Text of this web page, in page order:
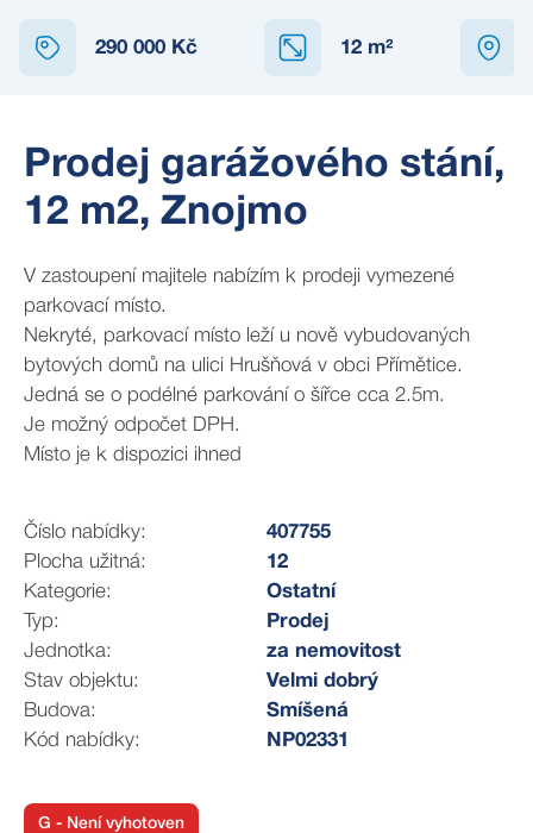
290 000 Kč 12 m²
Prodej garážového stání,
12 m2, Znojmo
V zastoupení majitele nabízím k prodeji vymezené
parkovací místo.
Nekryté, parkovací místo leží u nově vybudovaných
bytových domů na ulici Hrušňová v obci Přímětice.
Jedná se o podélné parkování o šířce cca 2.5m.
Je možný odpočet DPH.
Místo je k dispozici ihned
Číslo nabídky:
407755
Plocha užitná:
12
Kategorie:
Ostatní
Typ:
Prodej
Jednotka:
za nemovitost
Stav objektu:
Velmi dobrý
Budova:
Smíšená
Kód nabídky:
NP02331
G - Není vyhotoven